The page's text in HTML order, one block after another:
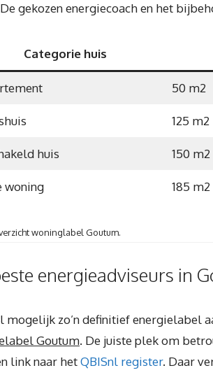
De gekozen energiecoach en het
Categorie huis
50 m2
125 m2
huis 150 m2
woning 185 m2
woninglabel Goutum.
energieadviseurs in
mogelijk zo’n definitief energielabel
Goutum. De juiste plek om
link naar hetQBISnl register. Daar